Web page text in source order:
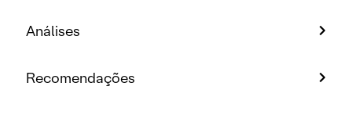
Análises
Recomendações